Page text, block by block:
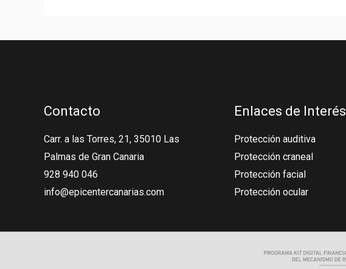
Contacto
Carr. a las Torres, 21, 35010 Las
Palmas de Gran Canaria
928 940 046
info@epicentercanarias.com
Enlaces de Interés
Protección auditiva
Protección craneal
Protección facial
Protección ocular